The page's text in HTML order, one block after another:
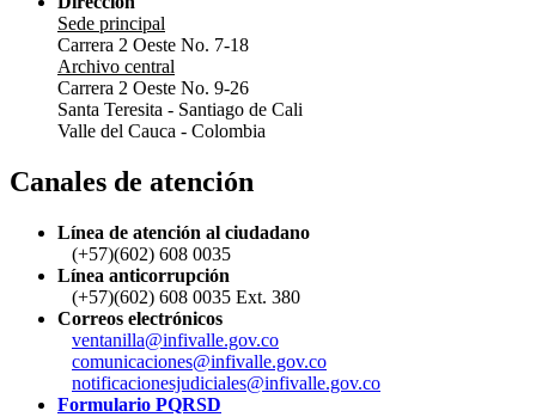
Sede principal
Carrera 2 Oeste No. 7-18
Archivo central
Carrera 2 Oeste No. 9-26
Santa Teresita - Santiago de Cali
Valle del Cauca - Colombia
Canales de atención
Línea de atención al ciudadano
(+57)(602) 608 0035
Línea anticorrupción
(+57)(602) 608 0035 Ext. 380
Correos electrónicos
ventanilla@infivalle.gov.co
comunicaciones@infivalle.gov.co
notificacionesjudiciales@infivalle.gov.co
Formulario PQRSD